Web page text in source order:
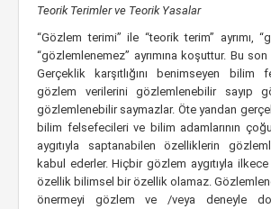
Teorik Terimler ve Teorik Yasalar
“Gözlem terimi” ile “teorik terim” ayrımı,
“gözlemlenemez” ayrımına koşuttur. Bu son
Gerçeklik karşıtlığını benimseyen bilim
gözlem verilerini gözlemlenebilir sayıp
gözlemlenebilir saymazlar. Öte yandan
bilim felsefecileri ve bilim adamlarının
aygıtıyla saptanabilen özelliklerin
kabul ederler. Hiçbir gözlem aygıtıyla
özellik bilimsel bir özellik olamaz.
önermeyi gözlem ve /veya deneyle